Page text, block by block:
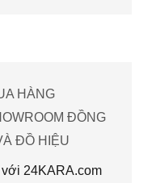
HÀNG
ĐỒNG
ĐỒ HIỆU
24KARA.com